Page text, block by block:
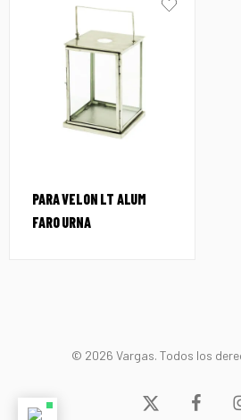
PARA VELON LT ALUM
FARO URNA
© 2026 Vargas. Todos los
x-
facebook